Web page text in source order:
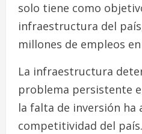
solo tiene como
infraestructura del
millones de empleos
La infraestructura
problema persistente
la falta de inversión ha
competitividad del